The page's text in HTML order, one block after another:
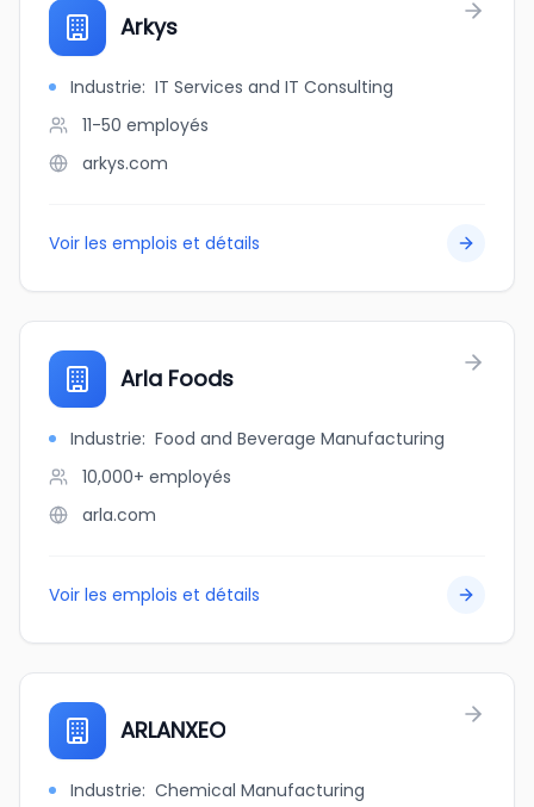
Arkys
Industrie: IT Services and IT Consulting
11-50 employés
arkys.com
Voir les emplois et détails
Arla Foods
Industrie: Food and Beverage Manufacturing
10,000+ employés
arla.com
Voir les emplois et détails
ARLANXEO
Industrie: Chemical Manufacturing